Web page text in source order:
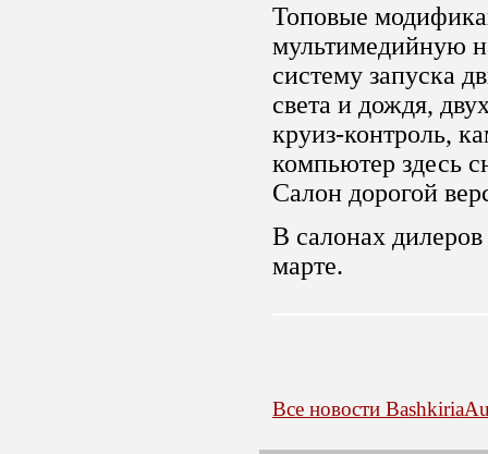
Топовые
мультимедийную
систему запуска
света и дождя,
круиз-контроль,
компьютер здесь
Салон дорогой
В салонах
марте.
Все новости